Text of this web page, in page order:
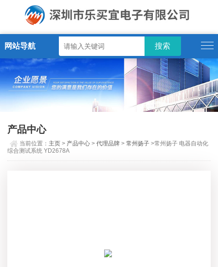
网站导航
产品中心
当前位置： 主页 > 产品中心 >代理品牌 >常州扬子 >常州扬子 电器自动化
综合测试系统 YD2678A